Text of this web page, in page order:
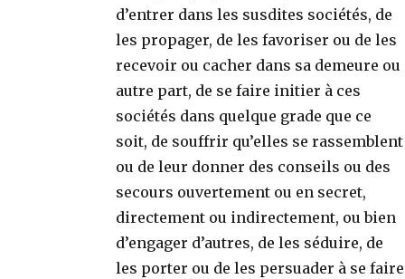
d’entrer dans les susdites sociétés, de
les propager, de les favoriser ou de les
recevoir ou cacher dans sa demeure ou
autre part, de se faire initier à ces
sociétés dans quelque grade que ce
soit, de souffrir qu’elles se rassemblent
ou de leur donner des conseils ou des
secours ouvertement ou en secret,
directement ou indirectement, ou bien
d’engager d’autres, de les séduire, de
les porter ou de les persuader à se faire